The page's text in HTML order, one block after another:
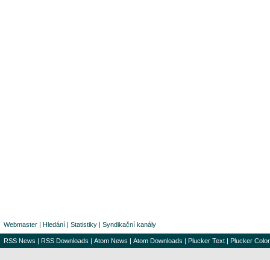
Webmaster | Hledání | Statistiky | Syndikační kanály
RSS News | RSS Downloads | Atom News | Atom Downloads | Plucker Text | Plucker Color